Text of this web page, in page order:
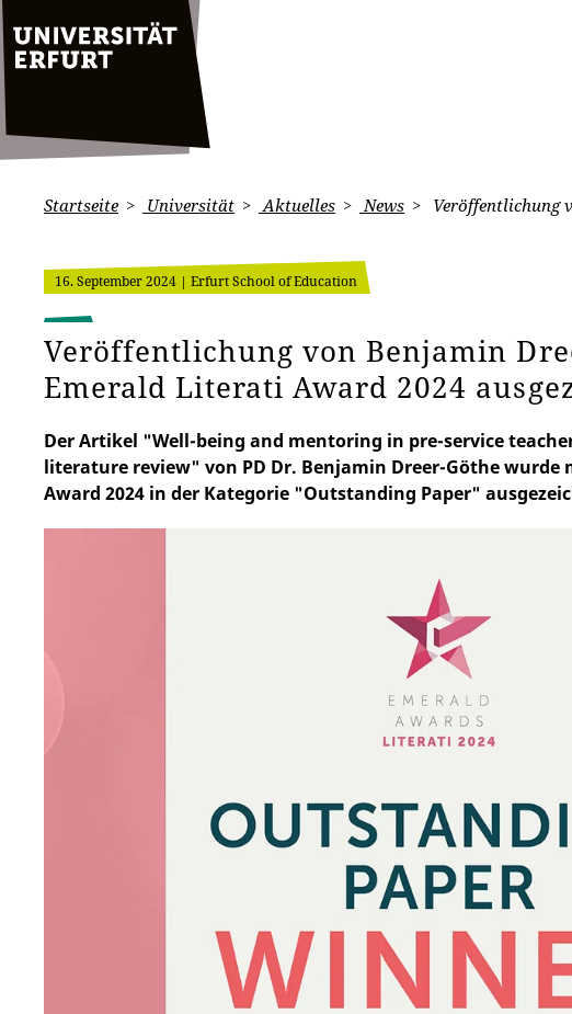
Startseite Universität Aktuelles News Veröffentlichung
16. September 2024 | Erfurt School of Education
Veröffentlichung von Benjamin
Emerald Literati Award 2024
Der Artikel "Well-being and mentoring in pre-service
literature review" von PD Dr. Benjamin Dreer-Göthe wurde
Award 2024 in der Kategorie "Outstanding Paper"